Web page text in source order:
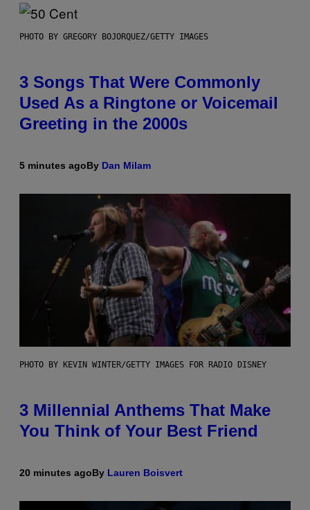
PHOTO BY GREGORY BOJORQUEZ/GETTY IMAGES
3 Songs That Were Commonly
Used As a Ringtone or Voicemail
Greeting in the 2000s
5 minutes agoBy Dan Milam
PHOTO BY KEVIN WINTER/GETTY IMAGES FOR RADIO DISNEY
3 Millennial Anthems That Make
You Think of Your Best Friend
20 minutes agoBy Lauren Boisvert